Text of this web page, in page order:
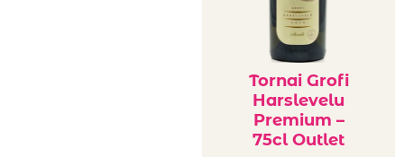
Tornai Grofi
Harslevelu
Premium –
75cl Outlet